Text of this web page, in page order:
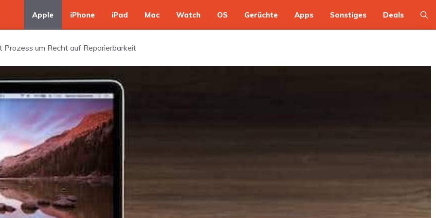
Apple iPhone iPad Mac Watch OS Gerüchte Apps Sonstiges Deals
um Recht auf Reparierbarkeit